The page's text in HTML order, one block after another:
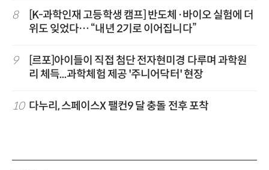
8
[K-과학인재 고등학생 캠프] 반도체·바이오 실험에 더
위도 잊었다… “내년 2기로 이어집니다”
9
[르포]아이들이 직접 첨단 전자현미경 다루며 과학원
리 체득...과학체험 제공 '주니어닥터' 현장
10 다누리, 스페이스X 팰컨9 달 충돌 전후 포착